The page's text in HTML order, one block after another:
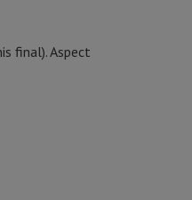
final). Aspect